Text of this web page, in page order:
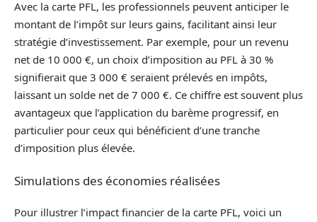
Avec la carte PFL, les professionnels peuvent anticiper le
montant de l’impôt sur leurs gains, facilitant ainsi leur
stratégie d’investissement. Par exemple, pour un revenu
net de 10 000 €, un choix d’imposition au PFL à 30 %
signifierait que 3 000 € seraient prélevés en impôts,
laissant un solde net de 7 000 €. Ce chiffre est souvent plus
avantageux que l’application du barème progressif, en
particulier pour ceux qui bénéficient d’une tranche
d’imposition plus élevée.
Simulations des économies réalisées
Pour illustrer l’impact financier de la carte PFL, voici un